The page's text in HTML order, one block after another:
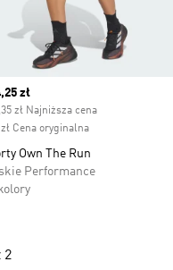
price
zł
zł Najniższa cena
zł Cena oryginalna
Own The Run
Performance
2